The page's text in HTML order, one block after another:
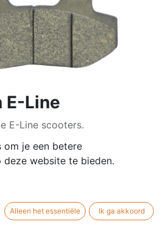
E-Line
E-Line scooters.
alsook achteraan.
om je een betere
website te bieden.
Alleen het essentiële Ik ga akkoord